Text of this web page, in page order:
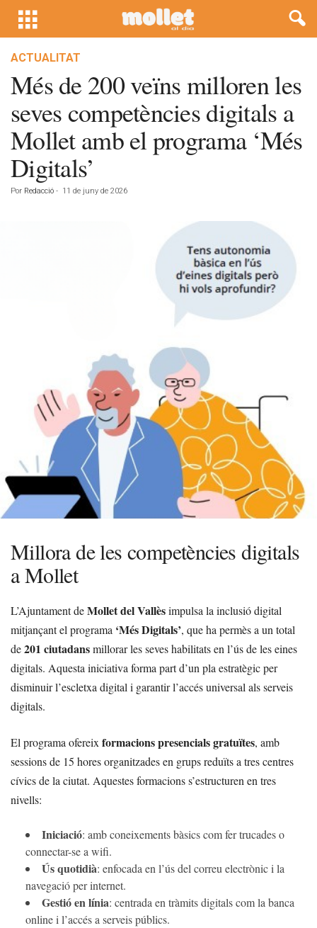
ACTUALITAT
Més de 200 veïns milloren les
seves competències digitals a
Mollet amb el programa ‘Més
Digitals’
Por Redacció - 11 de juny de 2026
Millora de les competències digitals
a Mollet
L’Ajuntament deMollet del Vallèsimpulsa la inclusió digital
mitjançant el programa ‘Més Digitals’, que ha permès a un total
de201 ciutadansmillorar les seves habilitats en l’ús de les eines
digitals. Aquesta iniciativa forma part d’un pla estratègic per
disminuir l’escletxa digital i garantir l’accés universal als serveis
digitals.
El programa ofereixformacions presencials gratuïtes, amb
sessions de 15 hores organitzades en grups reduïts a tres centres
cívics de la ciutat. Aquestes formacions s’estructuren en tres
nivells:
Iniciació: amb coneixements bàsics com fer trucades o
connectar-se a wifi.
Ús quotidià: enfocada en l’ús del correu electrònic i la
navegació per internet.
Gestió en línia: centrada en tràmits digitals com la banca
online i l’accés a serveis públics.